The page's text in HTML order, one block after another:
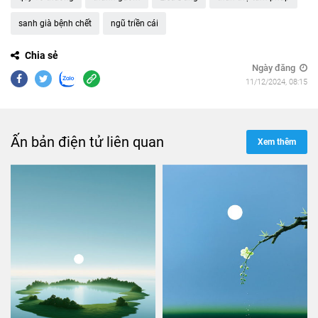
sanh già bệnh chết ngũ triền cái
Chia sẻ
Ngày đăng
11/12/2024, 08:15
Ấn bản điện tử liên quan Xem thêm